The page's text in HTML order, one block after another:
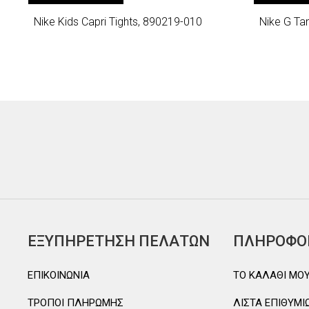
Nike Kids Capri Tights, 890219-010 Nike G
ΕΞΥΠΗΡΕΤΗΣΗ ΠΕΛΑΤΩΝ
ΕΠΙΚΟΙΝΩΝΙΑ
ΤΡΟΠΟΙ ΠΛΗΡΩΜΗΣ
TO ΚΑΛΑΘΙ
ΛΙΣΤΑ